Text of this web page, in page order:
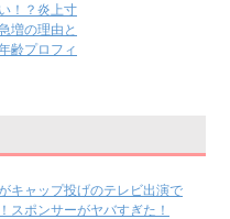
！？炎上寸
増の理由と
齢プロフィ
キャップ投げのテレビ出演で
スポンサーがヤバすぎた！